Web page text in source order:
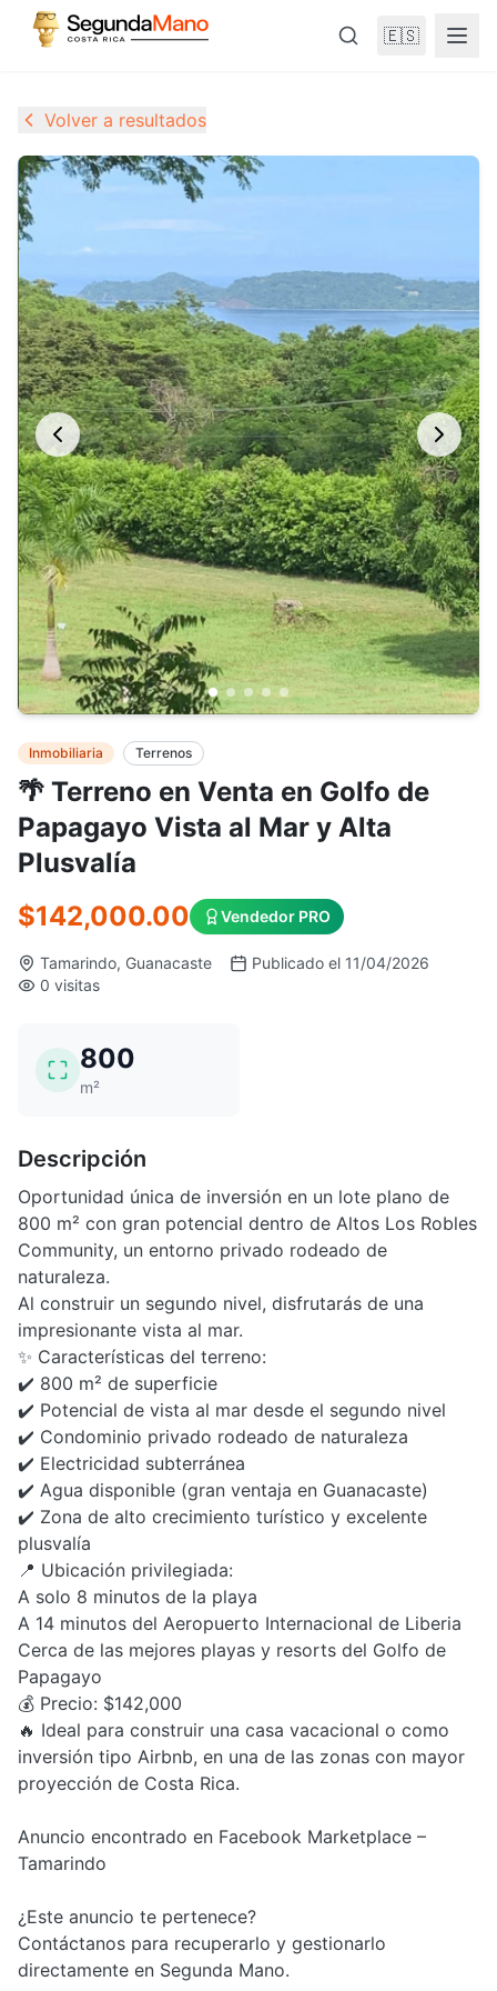
🇪🇸
Volver a resultados
🌴 Terreno en Venta en Golfo de
Papagayo Vista al Mar y Alta
Plusvalía
Inmobiliaria Terrenos
$142,000.00 Vendedor PRO
Tamarindo, Guanacaste
Publicado el 11/04/2026
0 visitas
800
m²
Descripción
Oportunidad única de inversión en un lote plano de
800 m² con gran potencial dentro de Altos Los Robles
Community, un entorno privado rodeado de
naturaleza.
Al construir un segundo nivel, disfrutarás de una
impresionante vista al mar.
✨ Características del terreno:
✔️ 800 m² de superficie
✔️ Potencial de vista al mar desde el segundo nivel
✔️ Condominio privado rodeado de naturaleza
✔️ Electricidad subterránea
✔️ Agua disponible (gran ventaja en Guanacaste)
✔️ Zona de alto crecimiento turístico y excelente
plusvalía
📍 Ubicación privilegiada:
A solo 8 minutos de la playa
A 14 minutos del Aeropuerto Internacional de Liberia
Cerca de las mejores playas y resorts del Golfo de
Papagayo
💰 Precio: $142,000
🔥 Ideal para construir una casa vacacional o como
inversión tipo Airbnb, en una de las zonas con mayor
proyección de Costa Rica.
Anuncio encontrado en Facebook Marketplace –
Tamarindo
¿Este anuncio te pertenece?
Contáctanos para recuperarlo y gestionarlo
directamente en Segunda Mano.